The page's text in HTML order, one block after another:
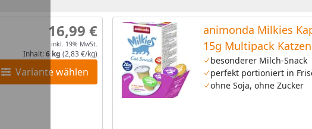
Variante wählen
16,99 €
inkl. 19% MwSt.
Inhalt:6 kg (2,83 €/kg)
animonda Milkies
15g Multipack
besonderer Milch-Snack
perfekt portioniert in
ohne Soja, ohne Zucker